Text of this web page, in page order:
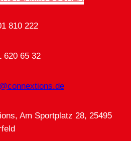
810 222
620 65 32
Am Sportplatz 28, 25495